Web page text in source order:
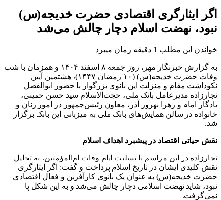
اگر ایثارگری اقتصادی حضرت خدیجه(س)
نبود، نهضت اسلام دچار چالش می‌شد
خواندن این مطلب 1 دقیقه زمان میبرد
به گزارش خبرنگار مهر، روز جمعه ۸ اسفند ۱۴۰۴ و همزمان با شب
وفات حضرت خدیجه(س) (۱۰ رمضان ۱۴۴۷)، هشتمین آیین
نکوداشت مقام و منزلت این بانوی بزرگوار با حضور ابوالفضل
نجارزاده مدیرعامل بانک ملی، حجت‌الاسلام سید حسن خمینی،
یادگار امام و زهرا بهروز آذر، معاون رئیس‌جمهور در امور زنان و
خانواده در سالن همایش‌های بانک ملی به میزبانی این بانک برگزار
شد.
نقش حیاتی اقتصاد در پیشبرد اهداف اسلام
نجارزاده در این مراسم با تسلیت ایام وفات ام‌المؤمنین، به تحلیل
نقش کلیدی ایشان در تاریخ اسلام پرداخت و گفت: اگر ایثارگری
حضرت خدیجه(س) به عنوان یک بانوی کارآفرین و فعال اقتصادی
نبود، شاید نهضت اسلامی دچار چالش می‌شد و به این شکل پا
نمی‌گرفت.